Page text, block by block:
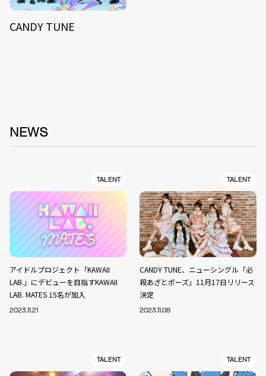
CANDY TUNE
NEWS
TALENT
アイドルプロジェクト「KAWAII
LAB.」にデビューを目指すKAWAII
LAB. MATES 15名が加入
2023.11.21
TALENT
CANDY TUNE、ニューシングル「必
殺あざとポーズ」11月17日リリース
決定
2023.11.08
TALENT TALENT